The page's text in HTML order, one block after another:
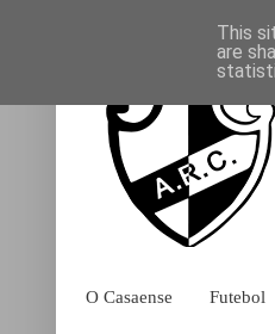
O Casaense Futebol
This
are